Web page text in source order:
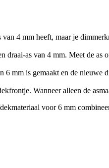
van 4 mm heeft, maar je
draai-as van 4 mm. Meet de
6 mm is gemaakt en de
Wanneer alleen de
voor 6 mm